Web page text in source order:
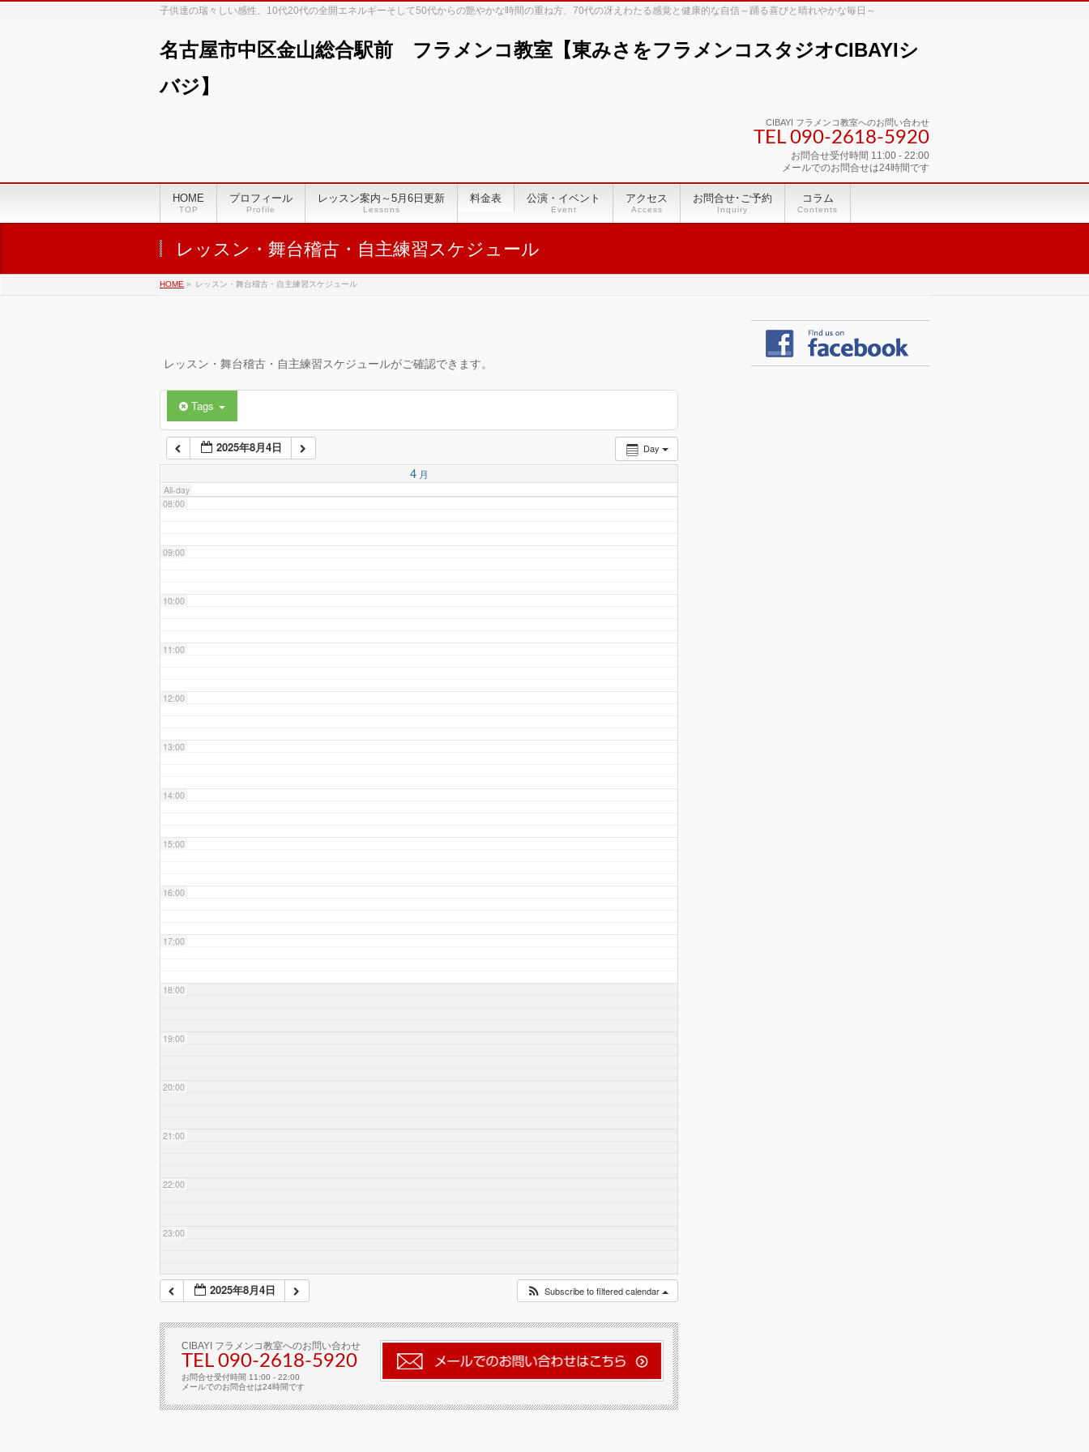
子供達の瑞々しい感性、10代20代の全開エネルギーそして50代からの艶やかな時間の重ね方、70代の冴えわたる感覚と健康的な自信～踊る喜びと晴れやかな毎日～
名古屋市中区金山総合駅前 フラメンコ教室【東みさをフラメンコスタジオCIBAYIシ
バジ】
CIBAYI フラメンコ教室へのお問い合わせ
TEL 090-2618‐5920
お問合せ受付時間 11:00 - 22:00
メールでのお問合せは24時間です
HOME
TOP
プロフィール
Profile
レッスン案内～5月6日更新
Lessons
料金表 公演・イベント
Event
アクセス
Access
お問合せ･ご予約
Inquiry
コラム
Contents
レッスン・舞台稽古・自主練習スケジュール
HOME » レッスン・舞台稽古・自主練習スケジュール
レッスン・舞台稽古・自主練習スケジュールがご確認できます。
Tags
Day
2025年8月4日
4 月
All-day
02:00
03:00
05:00
06:00
07:00
08:00
09:00
10:00
11:00
12:00
13:00
14:00
15:00
16:00
17:00
18:00
19:00
20:00
21:00
22:00
23:00
2025年8月4日 Subscribe to filtered calendar
CIBAYI フラメンコ教室へのお問い合わせ
TEL 090-2618‐5920
お問合せ受付時間 11:00 - 22:00
メールでのお問合せは24時間です